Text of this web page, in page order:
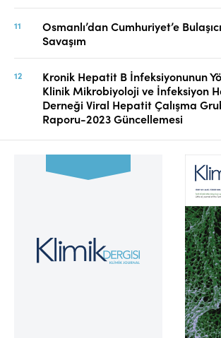
Osmanlı’dan Cumhuriyet’e
Savaşım
Kronik Hepatit B İnfeksiyonunun
Klinik Mikrobiyoloji ve İnfeksiyon
Derneği Viral Hepatit Çalışma
Raporu-2023 Güncellemesi